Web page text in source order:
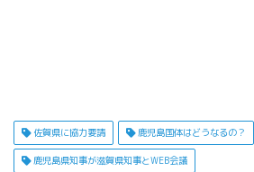
佐賀県に協力要請 鹿児島国体はどうなるの？
鹿児島県知事が滋賀県知事とWEB会議